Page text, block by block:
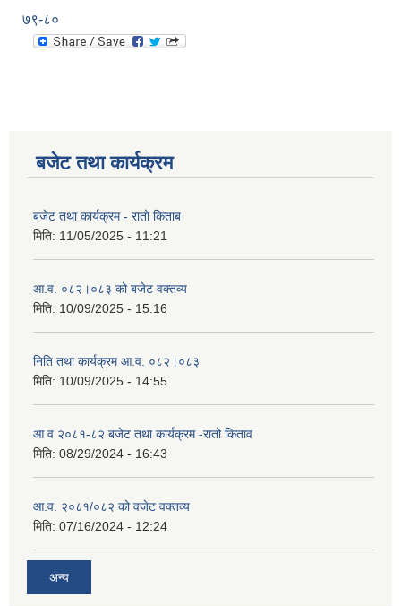
७९-८०
बजेट तथा कार्यक्रम
बजेट तथा कार्यक्रम - रातो किताब
मिति: 11/05/2025 - 11:21
आ.व. ०८२।०८३ को बजेट वक्तव्य
मिति: 10/09/2025 - 15:16
निति तथा कार्यक्रम आ.व. ०८२।०८३
मिति: 10/09/2025 - 14:55
आ व २०८१-८२ बजेट तथा कार्यक्रम -रातो किताव
मिति: 08/29/2024 - 16:43
आ.व. २०८१/०८२ को वजेट वक्तव्य
मिति: 07/16/2024 - 12:24
अन्य